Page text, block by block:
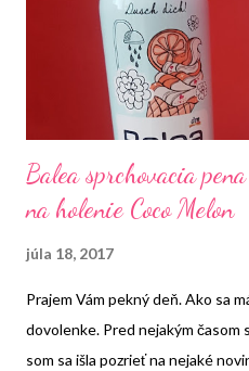
Balea sprchovacia
na holenie Coco Melon
júla 18, 2017
Prajem Vám pekný deň. Ako sa
dovolenke. Pred nejakým časom
som sa išla pozrieť na nejaké